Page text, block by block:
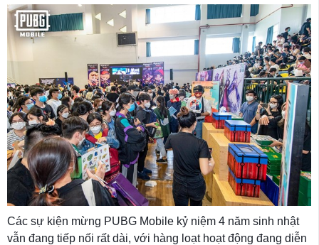
Các sự kiện mừng PUBG Mobile kỷ niệm 4 năm sinh nhật
vẫn đang tiếp nối rất dài, với hàng loạt hoạt động đang diễn